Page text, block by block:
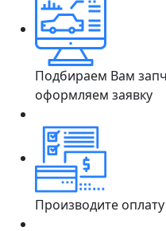
Подбираем Вам
оформляем заявку
Производите